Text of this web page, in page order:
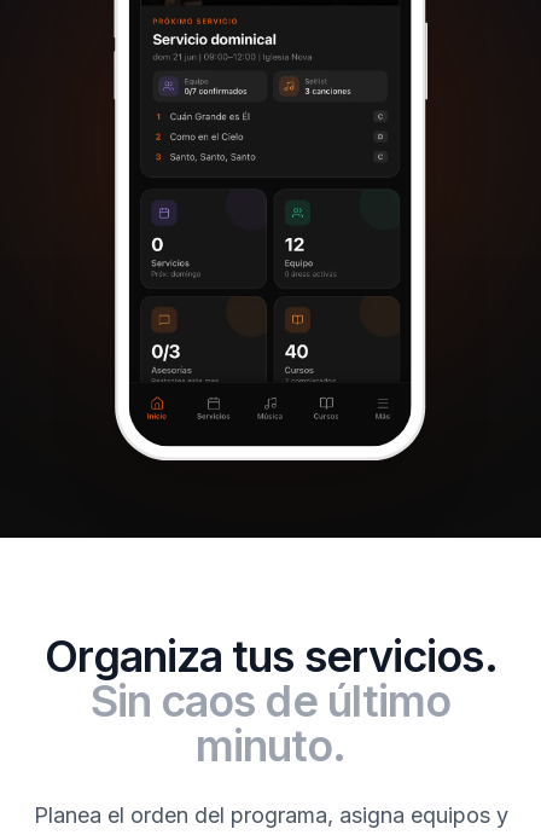
Organiza tus servicios.
Sin caos de último
minuto.
Planea el orden del programa, asigna equipos y